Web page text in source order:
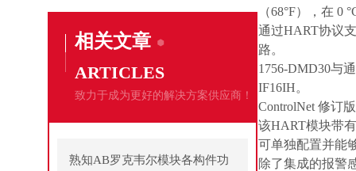
相关文章
ARTICLES
致力于成为更好的解决方案供应商！
熟知AB罗克韦尔模块各构件功
（68°F）， 在 0
通过HART协议
路。
1756-DMD30与
IF16IH。
ControlNet 修订
该HART模块带
可单独配置并能
除了集成的报警